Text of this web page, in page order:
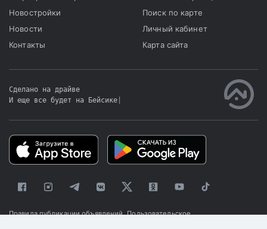
Новостройки
Новости
Контакты
Поиск по карте
Личный кабинет
Карта сайта
Сделано на драйве
И еще все будет на Бейсике
Правила публикации объявлений Пользовательское